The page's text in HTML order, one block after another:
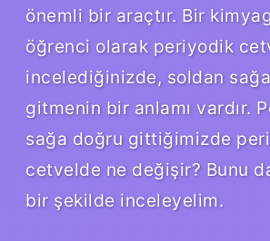
önemli bir araçtır. Bir
öğrenci olarak periyodik
incelediğinizde, soldan
gitmenin bir anlamı vardır.
sağa doğru gittiğimizde
cetvelde ne değişir? Bunu
bir şekilde inceleyelim.